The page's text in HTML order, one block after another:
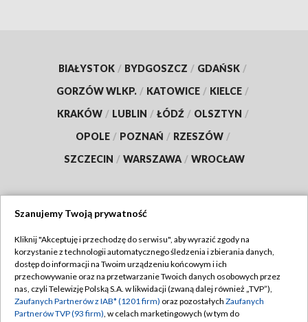
BIAŁYSTOK / BYDGOSZCZ / GDAŃSK /
GORZÓW WLKP. / KATOWICE / KIELCE /
KRAKÓW / LUBLIN / ŁÓDŹ / OLSZTYN /
OPOLE / POZNAŃ / RZESZÓW /
SZCZECIN / WARSZAWA / WROCŁAW
TVP
Abonament TVP
Emisja w TVP
Regulamin TVP
Polityka prywatności
Szanujemy Twoją prywatność
Kliknij "Akceptuję i przechodzę do serwisu", aby wyrazić zgody na
korzystanie z technologii automatycznego śledzenia i zbierania danych,
dostęp do informacji na Twoim urządzeniu końcowym i ich
przechowywanie oraz na przetwarzanie Twoich danych osobowych przez
nas, czyli Telewizję Polską S.A. w likwidacji (zwaną dalej również „TVP”),
Zaufanych Partnerów z IAB* (1201 firm) oraz pozostałych Zaufanych
Partnerów TVP (93 firm), w celach marketingowych (w tym do